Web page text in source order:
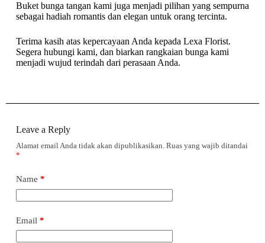
Buket bunga tangan kami juga menjadi pilihan yang sempurna
sebagai hadiah romantis dan elegan untuk orang tercinta.
Terima kasih atas kepercayaan Anda kepada Lexa Florist.
Segera hubungi kami, dan biarkan rangkaian bunga kami
menjadi wujud terindah dari perasaan Anda.
Leave a Reply
Alamat email Anda tidak akan dipublikasikan. Ruas yang wajib ditandai
*
Name *
Email *